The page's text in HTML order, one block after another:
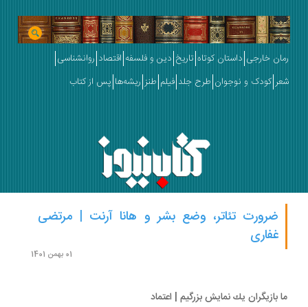
خارجی داستان کوتاه تاریخ دین و فلسفه اقتصاد روانشناسی
کودک و نوجوان طرح جلد فیلم طنز ریشه‌ها پس از کتاب
ضرورت تئاتر، وضع بشر و هانا آرنت | مرتضی
غفاری
بازیگران یك نمایش بزرگیم | اعتماد